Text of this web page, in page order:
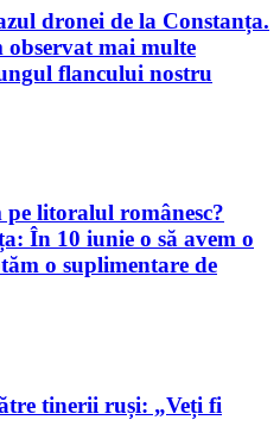
dronei de la Constanța.
mai multe
flancului nostru
pe litoralul românesc?
În 10 iunie o să avem o
o suplimentare de
tinerii ruși: „Veți fi